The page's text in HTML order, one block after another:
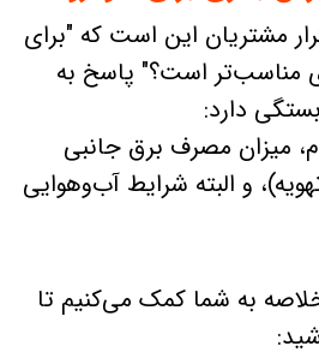
مشتریان این است که "برای
مناسب‌تر است؟" پاسخ به
دارد:
میزان مصرف برق جانبی
و البته شرایط آب‌وهوایی
به شما کمک می‌کنیم تا